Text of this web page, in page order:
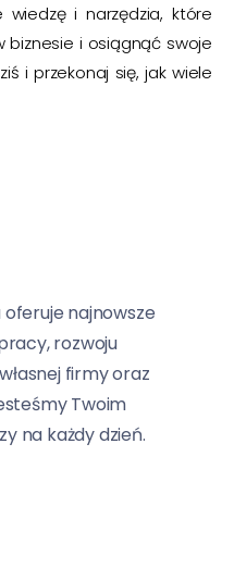
i narzędzia, które
i osiągnąć swoje
i przekonaj się, jak wiele
najnowsze
rozwoju
firmy oraz
Twoim
na każdy dzień.